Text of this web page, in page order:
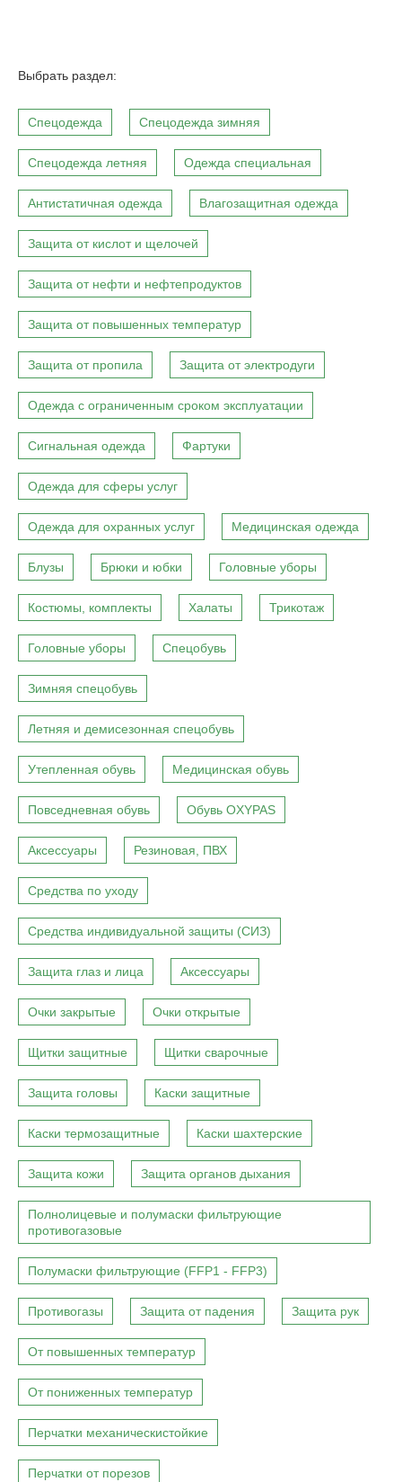
Выбрать раздел:
Спецодежда Спецодежда зимняя
Спецодежда летняя Одежда специальная
Антистатичная одежда Влагозащитная одежда
Защита от кислот и щелочей
Защита от нефти и нефтепродуктов
Защита от повышенных температур
Защита от пропила Защита от электродуги
Одежда с ограниченным сроком эксплуатации
Сигнальная одежда Фартуки
Одежда для сферы услуг
Одежда для охранных услуг Медицинская одежда
Блузы Брюки и юбки Головные уборы
Костюмы, комплекты Халаты Трикотаж
Головные уборы Спецобувь
Зимняя спецобувь
Летняя и демисезонная спецобувь
Утепленная обувь Медицинская обувь
Повседневная обувь Обувь OXYPAS
Аксессуары Резиновая, ПВХ
Средства по уходу
Средства индивидуальной защиты (СИЗ)
Защита глаз и лица Аксессуары
Очки закрытые Очки открытые
Щитки защитные Щитки сварочные
Защита головы Каски защитные
Каски термозащитные Каски шахтерские
Защита кожи Защита органов дыхания
Полнолицевые и полумаски фильтрующие
противогазовые
Полумаски фильтрующие (FFP1 - FFP3)
Противогазы Защита от падения Защита рук
От повышенных температур
От пониженных температур
Перчатки механическистойкие
Перчатки от порезов